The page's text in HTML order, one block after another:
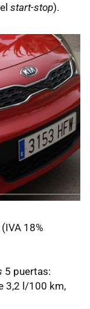
start-stop).
(IVA 18%
5 puertas:
3,2 l/100 km,